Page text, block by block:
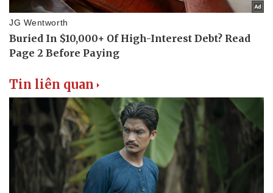
Sân khấu - Điện ảnh
Văn học
Âm nhạc
Giải trí
Nghệ sĩ
Thời trang
Sao Việt
Tin liên quan